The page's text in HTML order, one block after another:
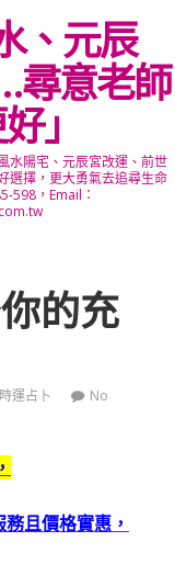
、元辰
尋意老師
」
水陽宅、元辰宮改運、前世
選擇，更大勇氣去追尋生命
598，Email：
的充
運占卜
No
且價格實惠，